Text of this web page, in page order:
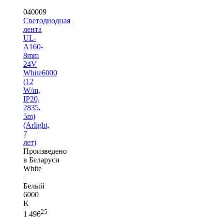
040009
Светодиодная
лента
UL-
A160-
8mm
24V
White6000
(12
W/m,
IP20,
2835,
5m)
(Arlight,
7
лет)
Произведено
в Беларуси
White
|
Белый
6000
K
1 49625